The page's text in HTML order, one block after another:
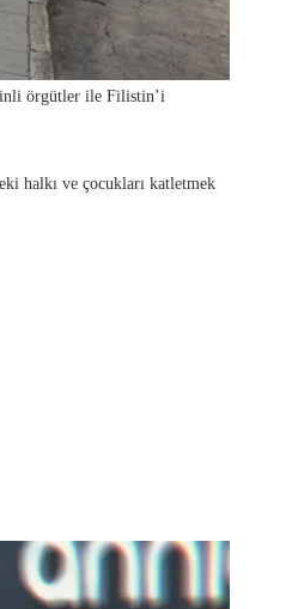
örgütler ile Filistin’i
halkı ve çocukları katletmek